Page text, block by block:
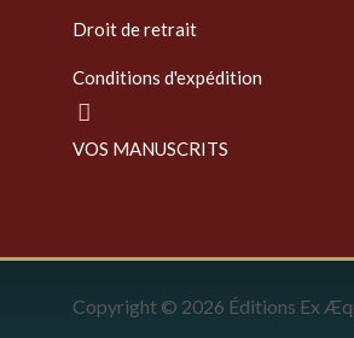
Droit de retrait
Conditions d'expédition
VOS MANUSCRITS
Copyright © 2026 Éditions Ex